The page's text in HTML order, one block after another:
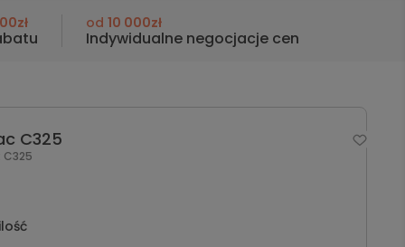
od 10 000zł
Indywidualne negocjacje cen
C325
C325